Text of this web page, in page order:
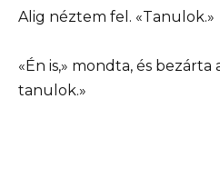
Alig néztem fel. «Tanulok.»
«Én is,» mondta, és bezárta
tanulok.»